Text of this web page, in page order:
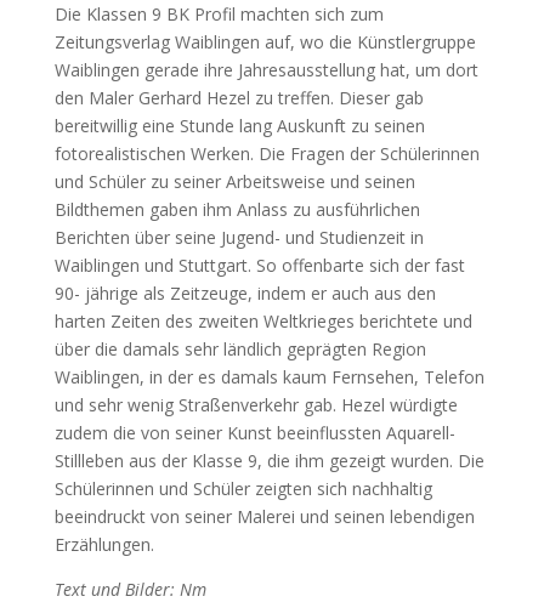
Die Klassen 9 BK Profil machten sich zum
Zeitungsverlag Waiblingen auf, wo die Künstlergruppe
Waiblingen gerade ihre Jahresausstellung hat, um dort
den Maler Gerhard Hezel zu treffen. Dieser gab
bereitwillig eine Stunde lang Auskunft zu seinen
fotorealistischen Werken. Die Fragen der Schülerinnen
und Schüler zu seiner Arbeitsweise und seinen
Bildthemen gaben ihm Anlass zu ausführlichen
Berichten über seine Jugend- und Studienzeit in
Waiblingen und Stuttgart. So offenbarte sich der fast
90- jährige als Zeitzeuge, indem er auch aus den
harten Zeiten des zweiten Weltkrieges berichtete und
über die damals sehr ländlich geprägten Region
Waiblingen, in der es damals kaum Fernsehen, Telefon
und sehr wenig Straßenverkehr gab. Hezel würdigte
zudem die von seiner Kunst beeinflussten Aquarell-
Stillleben aus der Klasse 9, die ihm gezeigt wurden. Die
Schülerinnen und Schüler zeigten sich nachhaltig
beeindruckt von seiner Malerei und seinen lebendigen
Erzählungen.
Text und Bilder: Nm